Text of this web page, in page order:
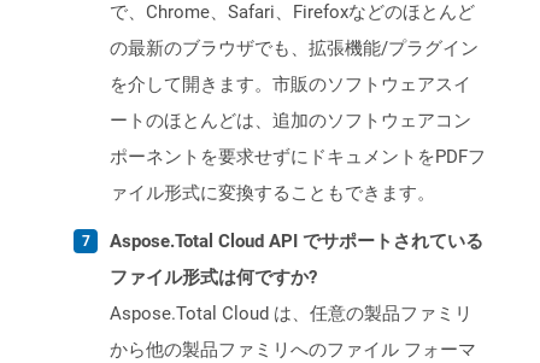
で、Chrome、Safari、Firefoxなどのほとんど
の最新のブラウザでも、拡張機能/プラグイン
を介して開きます。市販のソフトウェアスイ
ートのほとんどは、追加のソフトウェアコン
ポーネントを要求せずにドキュメントをPDFフ
ァイル形式に変換することもできます。
Aspose.Total Cloud API でサポートされている
ファイル形式は何ですか?
Aspose.Total Cloud は、任意の製品ファミリ
から他の製品ファミリへのファイル フォーマ